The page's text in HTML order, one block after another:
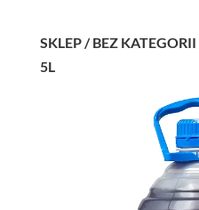
SKLEP/BEZ KATEGORII
5L